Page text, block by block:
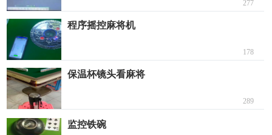
277
程序摇控麻将机
178
保温杯镜头看麻将
289
监控铁碗